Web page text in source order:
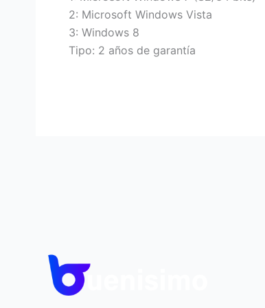
2: Microsoft Windows Vista
3: Windows 8
Tipo: 2 años de garantía